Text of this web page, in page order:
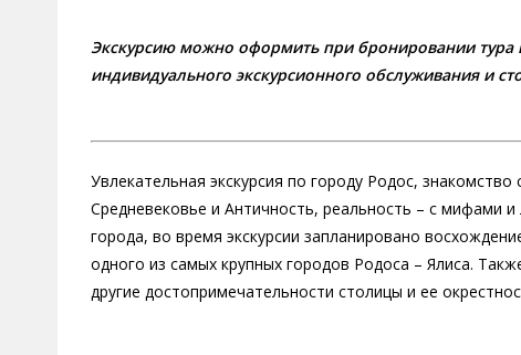
Экскурсию можно оформить при бронировании тура
индивидуального экскурсионного обслуживания и
Увлекательная экскурсия по городу Родос,
Средневековье и Античность, реальность – с мифами
города, во время экскурсии запланировано
одного из самых крупных городов Родоса – Ялиса.
другие достопримечательности столицы и ее